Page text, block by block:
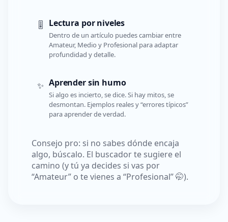
🎚️ Lectura por niveles
Dentro de un artículo puedes cambiar entre
Amateur, Medio y Profesional para adaptar
profundidad y detalle.
✨ Aprender sin humo
Si algo es incierto, se dice. Si hay mitos, se
desmontan. Ejemplos reales y “errores típicos”
para aprender de verdad.
Consejo pro: si no sabes dónde encaja
algo, búscalo. El buscador te sugiere el
camino (y tú ya decides si vas por
“Amateur” o te vienes a “Profesional” 🤭).